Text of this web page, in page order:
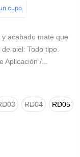
acabado mate que
piel: Todo tipo.
/...
RD04 RD05